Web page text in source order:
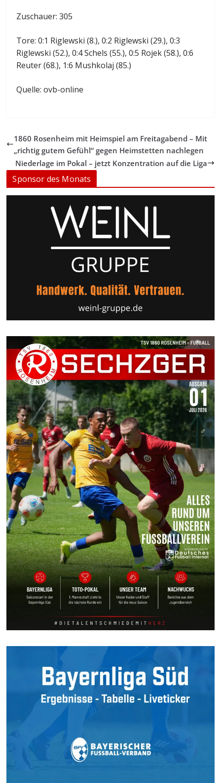
Zuschauer: 305
Tore: 0:1 Riglewski (8.), 0:2 Riglewski (29.), 0:3
Riglewski (52.), 0:4 Schels (55.), 0:5 Rojek (58.), 0:6
Reuter (68.), 1:6 Mushkolaj (85.)
Quelle: ovb-online
1860 Rosenheim mit Heimspiel am Freitagabend – Mit
„richtig gutem Gefühl“ gegen Heimstetten nachlegen
Niederlage im Pokal – jetzt Konzentration auf die Liga
Sponsor des Monats